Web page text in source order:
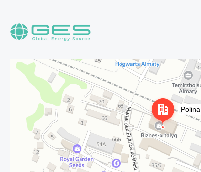
Алматы
Улица Осипенко, 35А на карте Алматы — Яндекс Карты